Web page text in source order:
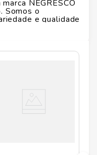
NEGRESCO
Somos o
e qualidade
abaixo: